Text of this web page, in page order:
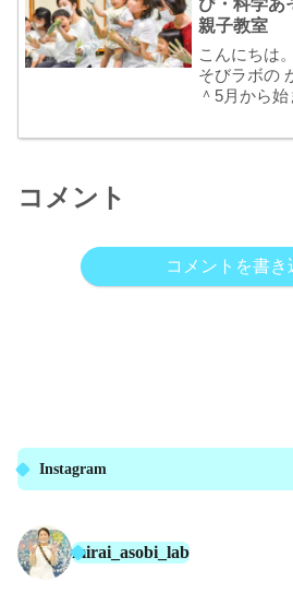
っこ先生あり
親子教室
こんにちは
そびラボの
＾5月から始
2022年6月
します＾＾
コメント
コメントを書き
Instagram
mirai_asobi_lab